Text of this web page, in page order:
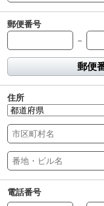
郵便番号
－
郵便
住所
電話番号